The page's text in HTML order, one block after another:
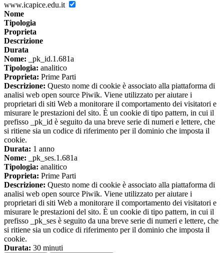
www.icapice.edu.it
Nome
Tipologia
Proprieta
Descrizione
Durata
Nome: _pk_id.1.681a
Tipologia: analitico
Proprieta: Prime Parti
Descrizione: Questo nome di cookie è associato alla piattaforma di
analisi web open source Piwik. Viene utilizzato per aiutare i
proprietari di siti Web a monitorare il comportamento dei visitatori e
misurare le prestazioni del sito. È un cookie di tipo pattern, in cui il
prefisso _pk_id è seguito da una breve serie di numeri e lettere, che
si ritiene sia un codice di riferimento per il dominio che imposta il
cookie.
Durata: 1 anno
Nome: _pk_ses.1.681a
Tipologia: analitico
Proprieta: Prime Parti
Descrizione: Questo nome di cookie è associato alla piattaforma di
analisi web open source Piwik. Viene utilizzato per aiutare i
proprietari di siti Web a monitorare il comportamento dei visitatori e
misurare le prestazioni del sito. È un cookie di tipo pattern, in cui il
prefisso _pk_ses è seguito da una breve serie di numeri e lettere, che
si ritiene sia un codice di riferimento per il dominio che imposta il
cookie.
Durata: 30 minuti